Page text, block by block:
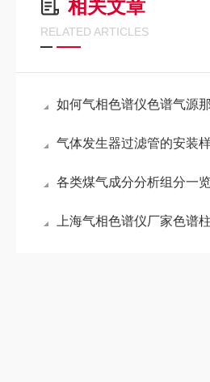
相关文章
RELATED ARTICLES
如何气相色谱仪色谱气源
气体发生器过滤管的安装
各类煤气成分分析组分一
上海气相色谱仪厂家色谱柱安